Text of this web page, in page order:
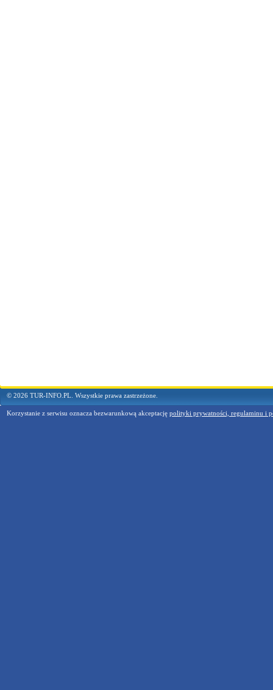
© 2026 TUR-INFO.PL. Wszystkie prawa zastrzeżone.
Korzystanie z serwisu oznacza bezwarunkową akceptację polityki prywatności, regulaminu i